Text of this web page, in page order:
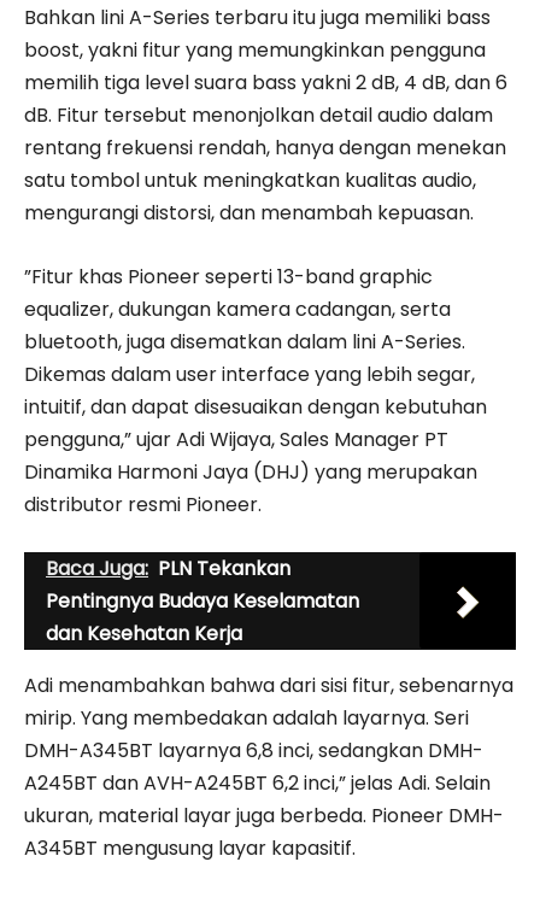
Bahkan lini A-Series terbaru itu juga memiliki bass
boost, yakni fitur yang memungkinkan pengguna
memilih tiga level suara bass yakni 2 dB, 4 dB, dan 6
dB. Fitur tersebut menonjolkan detail audio dalam
rentang frekuensi rendah, hanya dengan menekan
satu tombol untuk meningkatkan kualitas audio,
mengurangi distorsi, dan menambah kepuasan.
”Fitur khas Pioneer seperti 13-band graphic
equalizer, dukungan kamera cadangan, serta
bluetooth, juga disematkan dalam lini A-Series.
Dikemas dalam user interface yang lebih segar,
intuitif, dan dapat disesuaikan dengan kebutuhan
pengguna,” ujar Adi Wijaya, Sales Manager PT
Dinamika Harmoni Jaya (DHJ) yang merupakan
distributor resmi Pioneer.
Baca Juga: PLN Tekankan
Pentingnya Budaya Keselamatan
dan Kesehatan Kerja
Adi menambahkan bahwa dari sisi fitur, sebenarnya
mirip. Yang membedakan adalah layarnya. Seri
DMH-A345BT layarnya 6,8 inci, sedangkan DMH-
A245BT dan AVH-A245BT 6,2 inci,” jelas Adi. Selain
ukuran, material layar juga berbeda. Pioneer DMH-
A345BT mengusung layar kapasitif.